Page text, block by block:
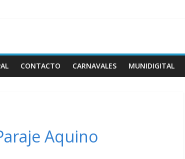
CONTACTO CARNAVALES MUNIDIGITAL
Aquino